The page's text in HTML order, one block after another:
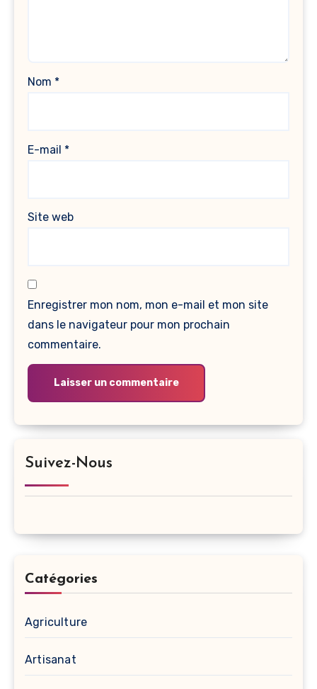
Nom *
E-mail *
Site web
Enregistrer mon nom, mon e-mail et mon site
dans le navigateur pour mon prochain
commentaire.
Suivez-Nous
Catégories
Agriculture
Artisanat